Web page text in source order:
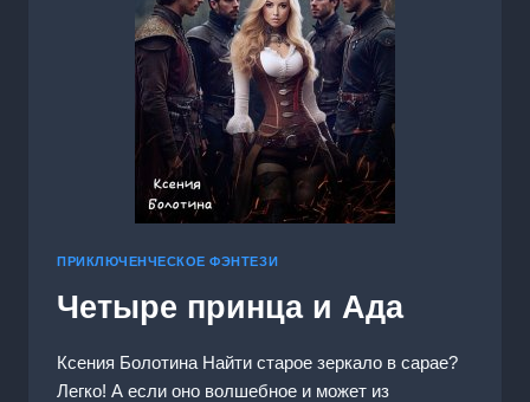
ПРИКЛЮЧЕНЧЕСКОЕ ФЭНТЕЗИ
Четыре принца и Ада
Ксения Болотина Найти старое зеркало в сарае?
Легко! А если оно волшебное и может из